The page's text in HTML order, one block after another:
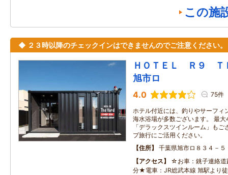
この施
◆ ２３時以降のチェックインはできませんのでご注意ください。
ＨＯＴＥＬ Ｒ９
旭市ロ
4.0 75件
ホテル付近には、釣りやサーフィ
海水浴場が多数ございます。 最
「デラックスツインルーム」も
プ旅行にご活用ください。
住所
千葉県旭市ロ８３４－５
アクセス
☆お車：銚子連絡道
分★電車：JR総武本線 旭駅より